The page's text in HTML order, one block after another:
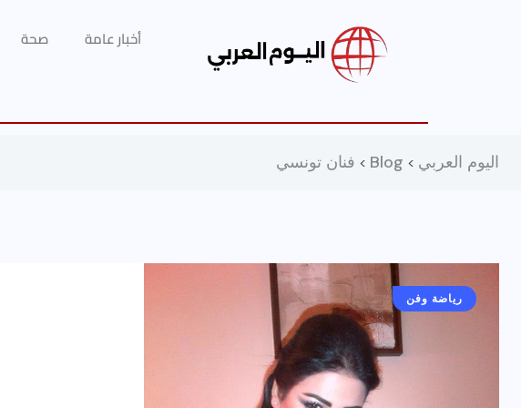
أخبار عامة صحة
اليوم العربي >
Blog
> فنان تونسي
رياضة وفن